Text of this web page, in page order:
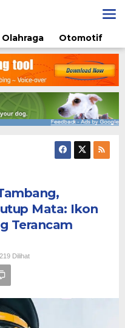
Olahraga Otomotif
Mata: Ikon
Terancam
219 Dilihat